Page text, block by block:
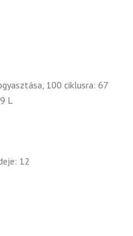
100 ciklusra: 67
L
12